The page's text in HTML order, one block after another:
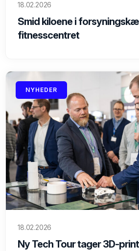
18.02.2026
Smid kiloene i
fitnesscentret
NYHEDER
18.02.2026
Ny Tech Tour tager 3D-